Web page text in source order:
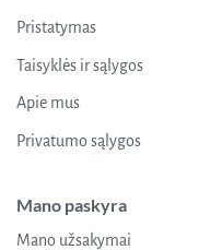
Pristatymas
Taisyklės ir sąlygos
Apie mus
Privatumo sąlygos
Mano paskyra
Mano užsakymai